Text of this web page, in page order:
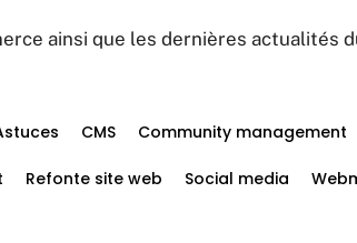
ainsi que les dernières actualités
CMS Community management
Refonte site web Social media